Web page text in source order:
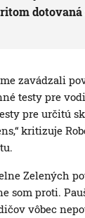
dotovaná
zavádzali
testy pre
pre určitú
kritizuje
Zelených
som proti.
vôbec